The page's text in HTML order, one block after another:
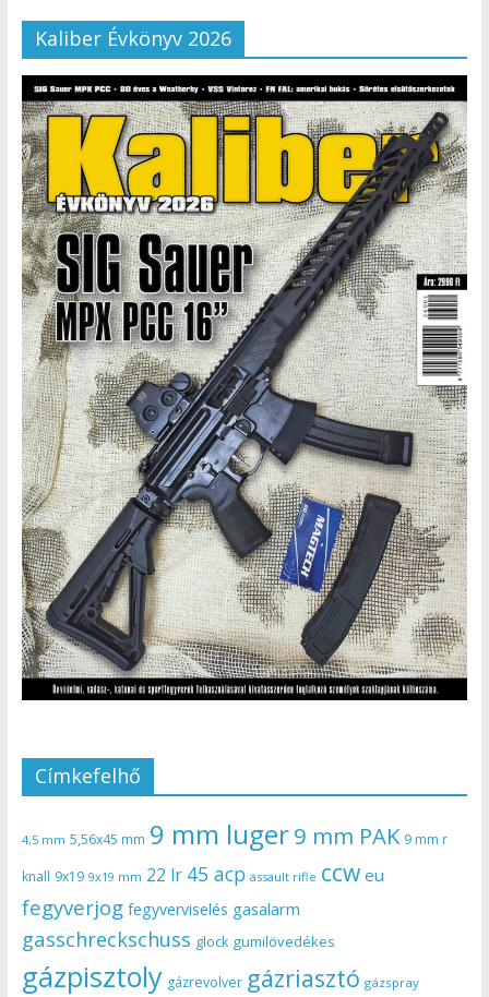
Kaliber Évkönyv 2026
Címkefelhő
4,5 mm 5,56x45 mm 9 mm luger9 mm PAK 9 mm r
knall 9x19 9x19 mm 22 lr 45 acp assault rifle ccw eu
fegyverjog fegyverviselés gasalarm
gasschreckschuss glock gumilövedékes
gázpisztoly gázrevolver gázriasztó gázspray